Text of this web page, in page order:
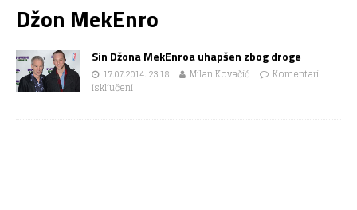
Džon MekEnro
Sin Džona MekEnroa uhapšen zbog droge
17.07.2014. 23:18 Milan Kovačić
Komentari
isključeni